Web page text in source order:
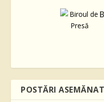
POSTĂRI